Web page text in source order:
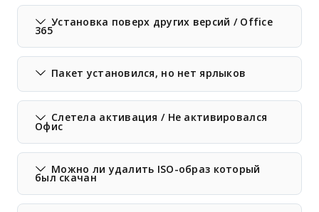
Установка поверх других версий / Office
365
Пакет установился, но нет ярлыков
Слетела активация / Не активировался
Офис
Можно ли удалить ISO-образ который
был скачан